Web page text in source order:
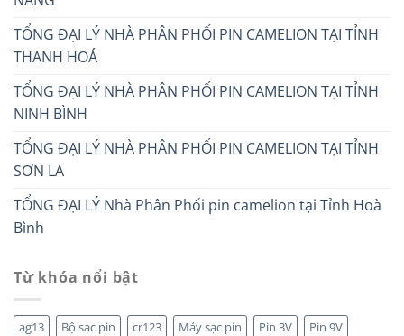
TỔNG ĐẠI LÝ NHÀ PHÂN PHỐI PIN CAMELION TẠI TỈNH
THANH HOÁ
TỔNG ĐẠI LÝ NHÀ PHÂN PHỐI PIN CAMELION TẠI TỈNH
NINH BÌNH
TỔNG ĐẠI LÝ NHÀ PHÂN PHỐI PIN CAMELION TẠI TỈNH
SƠN LA
TỔNG ĐẠI LÝ Nhà Phân Phối pin camelion tại Tỉnh Hoà
Bình
Từ khóa nổi bật
ag13 Bộ sạc pin cr123 Máy sạc pin Pin 3V Pin 9V